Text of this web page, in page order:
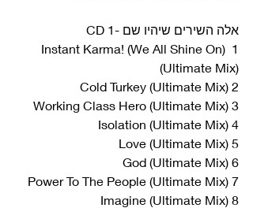
אלה השירים שיהיו שם -CD 1
1 Instant Karma! (We All Shine On)
(Ultimate Mix)
2 Cold Turkey (Ultimate Mix)
3 Working Class Hero (Ultimate Mix)
4 Isolation (Ultimate Mix)
5 Love (Ultimate Mix)
6 God (Ultimate Mix)
7 Power To The People (Ultimate Mix)
8 Imagine (Ultimate Mix)